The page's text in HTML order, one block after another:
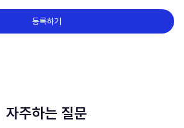
자주하는 질문